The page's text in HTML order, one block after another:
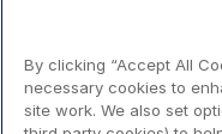
Déclaration sur
By clicking “Accept All
necessary cookies to
site work. We also set